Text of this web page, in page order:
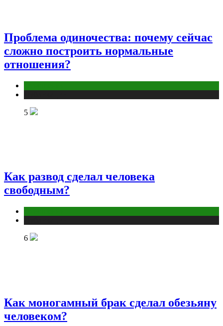
Проблема одиночества: почему сейчас
сложно построить нормальные
отношения?
5
Как развод сделал человека
свободным?
6
Как моногамный брак сделал обезьяну
человеком?